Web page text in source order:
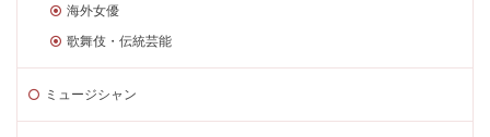
海外女優
歌舞伎・伝統芸能
ミュージシャン